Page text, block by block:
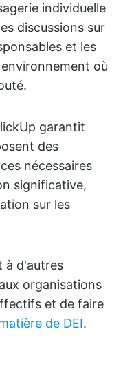
individuelle
discussions sur
et les
où
garantit
des
nécessaires
significative,
sur les
à d'autres
organisations
et de faire
de DEI.